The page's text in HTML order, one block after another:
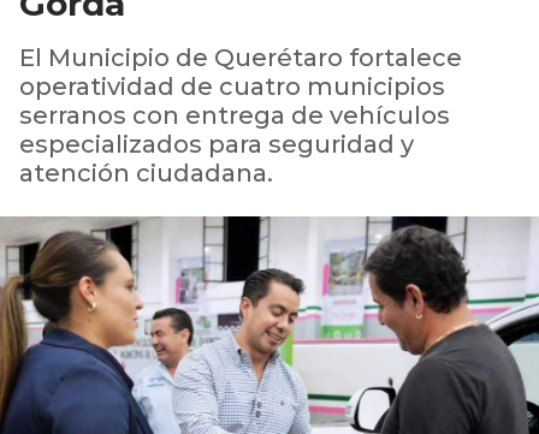
El Municipio de Querétaro fortalece
operatividad de cuatro municipios
serranos con entrega de vehículos
especializados para seguridad y
atención ciudadana.